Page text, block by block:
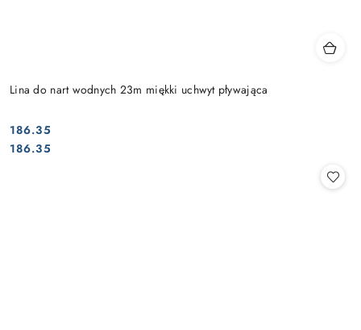
Lina do nart wodnych 23m miękki uchwyt pływająca
Cena:
186.35
Cena:
186.35